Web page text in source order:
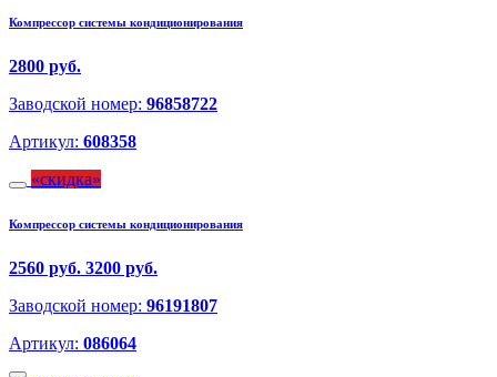
Компрессор системы кондиционирования
2800 руб.
Заводской номер: 96858722
Артикул: 608358
скидка
Компрессор системы кондиционирования
2560 руб. 3200 руб.
Заводской номер: 96191807
Артикул: 086064